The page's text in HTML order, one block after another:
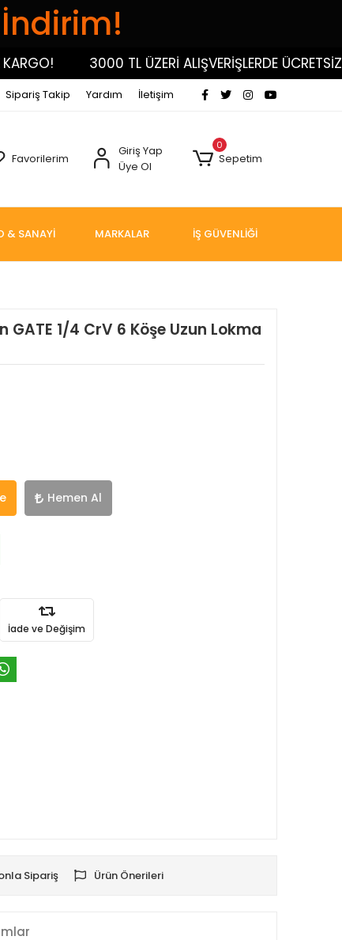
3000 TL ÜZERİ ALIŞVERİŞLERDE ÜCRETSİZ
Sipariş Takip Yardım İletişim
Favorilerim
Giriş Yap
Üye Ol
0
Sepetim
& SANAYİ MARKALAR İŞ GÜVENLİĞİ
GATE 1/4 CrV 6 Köşe Uzun Lokma
Hemen Al
İade ve Değişim
Sipariş Ürün Önerileri